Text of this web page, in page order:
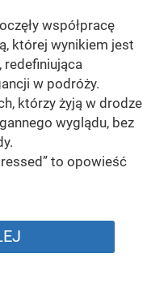
współpracę
której wynikiem jest
redefiniująca
w podróży.
którzy żyją w drodze
wyglądu, bez
to opowieść